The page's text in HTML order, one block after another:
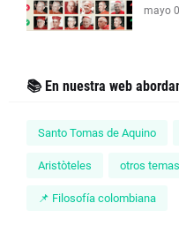
mayo
📚 En nuestra web
Santo Tomas de Aquino
Aristòteles otros
📌 Filosofía colombiana